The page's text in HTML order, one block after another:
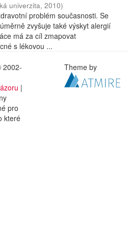
univerzita, 2010)
problém současnosti. Se
zvyšuje také výskyt alergií
má za cíl zmapovat
s lékovou ...
2002-
|
pro
které
Theme by